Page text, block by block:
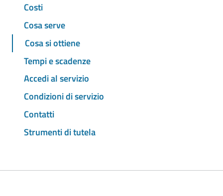
Costi
Cosa serve
Cosa si ottiene
Tempi e scadenze
Accedi al servizio
Condizioni di servizio
Contatti
Strumenti di tutela